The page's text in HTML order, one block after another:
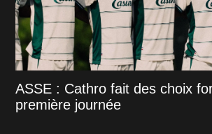
ASSE : Cathro fait des choix
première journée